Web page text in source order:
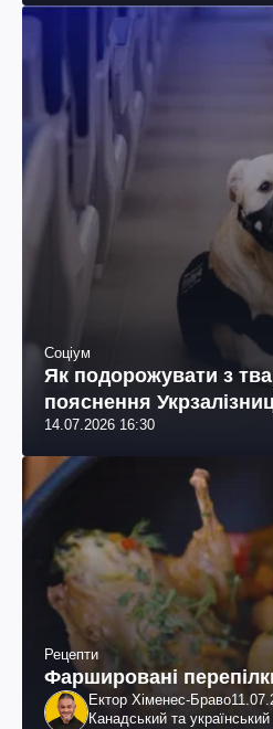
Соціум
Як подорожувати з
пояснення
14.07.2026 16:30
Рецепти
Фаршировані
Ектор Хіменес-Браво
Канадський та